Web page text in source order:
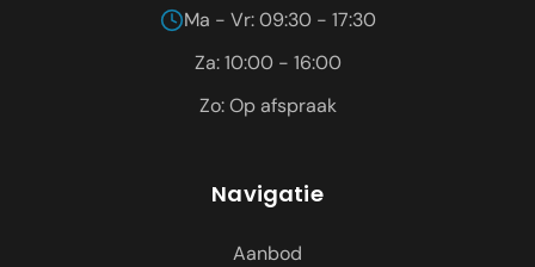
Ma - Vr: 09:30 - 17:30
Za: 10:00 - 16:00
Zo: Op afspraak
Navigatie
Aanbod